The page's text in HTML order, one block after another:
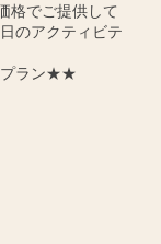
格でご提供して
のアクティビテ
プラン★★